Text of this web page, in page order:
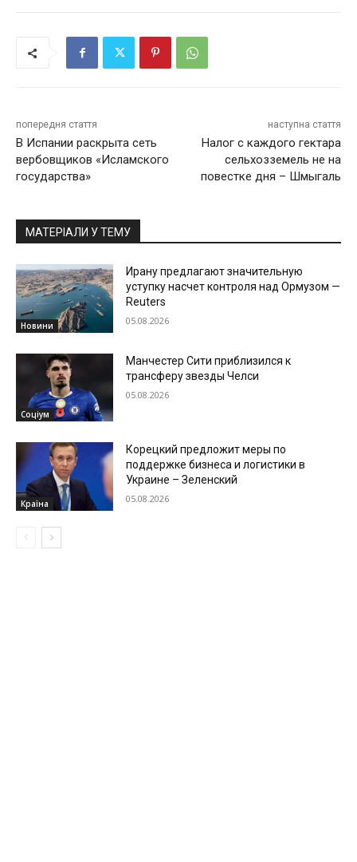
попередня стаття
В Испании раскрыта сеть
вербовщиков «Исламского
государства»
наступна стаття
Налог с каждого гектара
сельхозземель не на
повестке дня – Шмыгаль
МАТЕРІАЛИ У ТЕМУ
Новини
Ирану предлагают значительную
уступку насчет контроля над Ормузом —
Reuters
05.08.2026
Соціум
Манчестер Сити приблизился к
трансферу звезды Челси
05.08.2026
Країна
Корецкий предложит меры по
поддержке бизнеса и логистики в
Украине – Зеленский
05.08.2026